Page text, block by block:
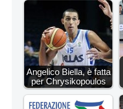
Angelico Biella, è fatta
per Chrysikopoulos